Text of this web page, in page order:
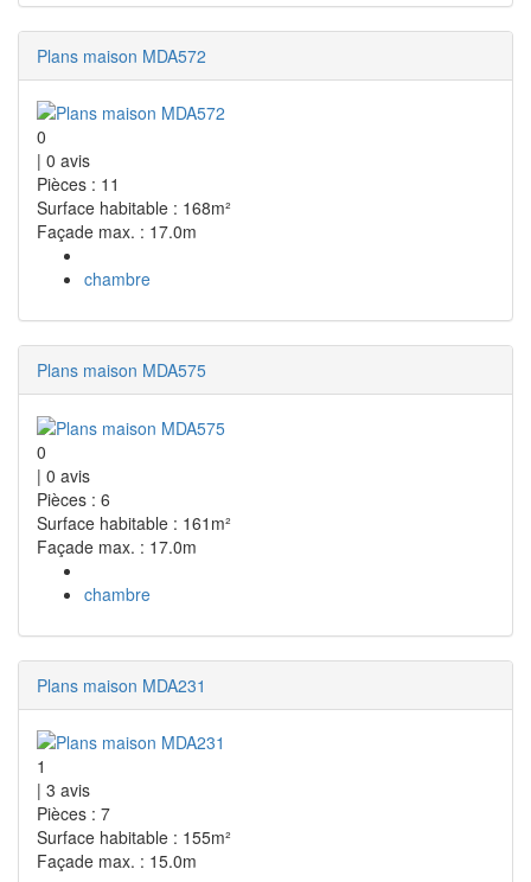
Plans maison MDA572
0
| 0 avis
Pièces : 11
Surface habitable : 168m²
Façade max. : 17.0m
chambre
Plans maison MDA575
0
| 0 avis
Pièces : 6
Surface habitable : 161m²
Façade max. : 17.0m
chambre
Plans maison MDA231
1
| 3 avis
Pièces : 7
Surface habitable : 155m²
Façade max. : 15.0m